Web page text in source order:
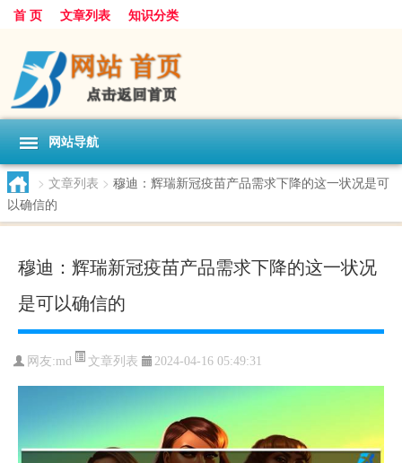
首 页 文章列表 知识分类
网站导航
> 文章列表 > 穆迪：辉瑞新冠疫苗产品需求下降的这一状况是可
以确信的
穆迪：辉瑞新冠疫苗产品需求下降的这一状况
是可以确信的
网友:md 文章列表 2024-04-16 05:49:31